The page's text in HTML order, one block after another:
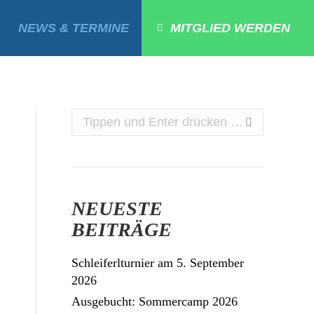
NEWS & TERMINE MITGLIED WERDEN
Search:
NEUESTE
BEITRÄGE
Schleiferlturnier am 5. September
2026
Ausgebucht: Sommercamp 2026